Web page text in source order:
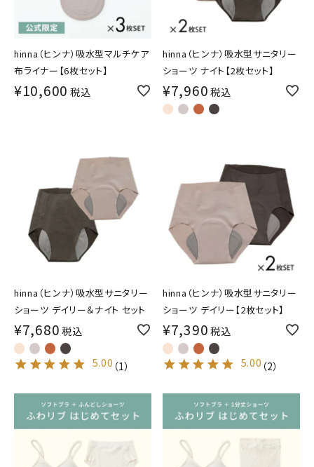
hinna（ヒンナ）吸水型マルチケア
布ライナー【6枚セット】
¥10,600 税込
hinna（ヒンナ）吸水型サニタリー
ショーツ ナイト【2枚セット】
¥7,960 税込
hinna（ヒンナ）吸水型サニタリー
ショーツ デイリー＆ナイト セット
¥7,680 税込
5.00 （1）
hinna（ヒンナ）吸水型サニタリー
ショーツ デイリー【2枚セット】
¥7,390 税込
5.00 （2）